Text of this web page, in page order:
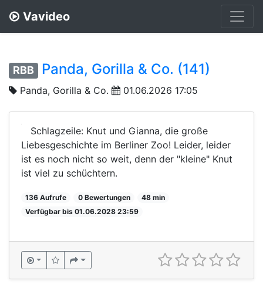
Vavideo
RBB Panda, Gorilla & Co. (141)
Panda, Gorilla & Co. 01.06.2026 17:05
Schlagzeile: Knut und Gianna, die große
Liebesgeschichte im Berliner Zoo! Leider, leider
ist es noch nicht so weit, denn der "kleine" Knut
ist viel zu schüchtern.
136 Aufrufe 0 Bewertungen
48 min
Verfügbar bis 01.06.2028 23:59